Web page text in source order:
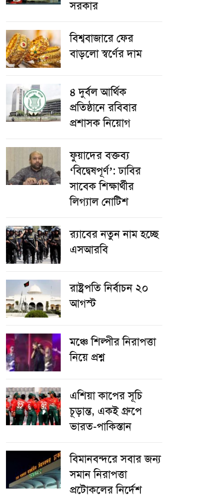
সরকার
বিশ্ববাজারে ফের
বাড়লো স্বর্ণের দাম
৪ দুর্বল আর্থিক
প্রতিষ্ঠানে রবিবার
প্রশাসক নিয়োগ
ফুয়াদের বক্তব্য
‘বিদ্বেষপূর্ণ’: ঢাবির
সাবেক শিক্ষার্থীর
লিগ্যাল নোটিশ
র‌্যাবের নতুন নাম হচ্ছে
এসআরবি
রাষ্ট্রপতি নির্বাচন ২০
আগস্ট
​মঞ্চে শিল্পীর নিরাপত্তা
নিয়ে প্রশ্ন
এশিয়া কাপের সূচি
চূড়ান্ত, একই গ্রুপে
ভারত-পাকিস্তান
বিমানবন্দরে সবার জন্য
সমান নিরাপত্তা
প্রটোকলের নির্দেশ